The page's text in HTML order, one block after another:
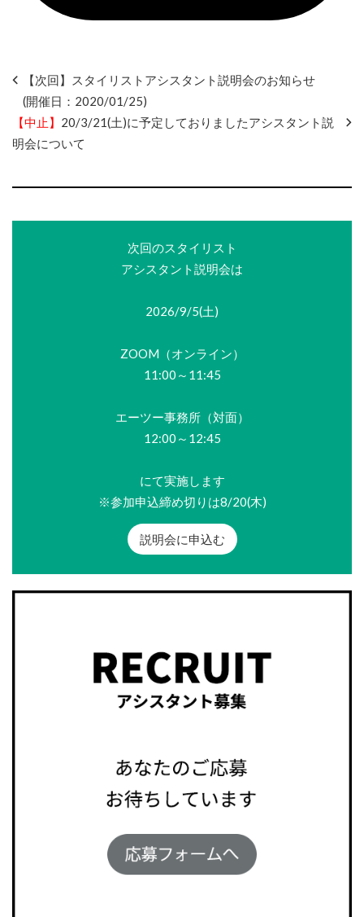
【次回】スタイリストアシスタント説明会のお知らせ
(開催日：2020/01/25)
【中止】 20/3/21(土)に予定しておりましたアシスタント説
明会について
次回のスタイリスト
アシスタント説明会は
2026/9/5(土)
ZOOM（オンライン）
11:00～11:45
エーツー事務所（対面）
12:00～12:45
にて実施します
※参加申込締め切りは8/20(木)
説明会に申込む